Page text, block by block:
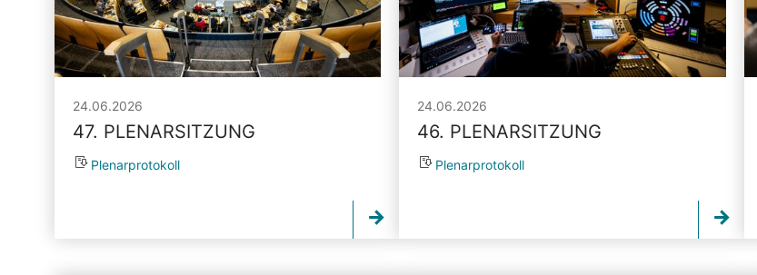
24.06.2026
47. PLENARSITZUNG
Plenarprotokoll
24.06.2026
46. PLENARSITZUNG
Plenarprotokoll